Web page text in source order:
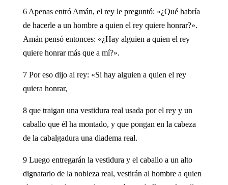
6 Apenas entró Amán, el rey le preguntó: «¿Qué habría
de hacerle a un hombre a quien el rey quiere honrar?».
Amán pensó entonces: «¿Hay alguien a quien el rey
quiere honrar más que a mí?».
7 Por eso dijo al rey: «Si hay alguien a quien el rey
quiera honrar,
8 que traigan una vestidura real usada por el rey y un
caballo que él ha montado, y que pongan en la cabeza
de la cabalgadura una diadema real.
9 Luego entregarán la vestidura y el caballo a un alto
dignatario de la nobleza real, vestirán al hombre a quien